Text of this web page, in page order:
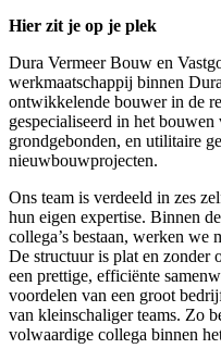
Hier zit je op je plek
Dura Vermeer Bouw en
werkmaatschappij binnen
ontwikkelende bouwer in de
gespecialiseerd in het
grondgebonden, en utilitaire
nieuwbouwprojecten.
Ons team is verdeeld in zes
hun eigen expertise. Binnen
collega’s bestaan, werken we
De structuur is plat en zonder
een prettige, efficiënte
voordelen van een groot
van kleinschaliger teams. Zo
volwaardige collega binnen